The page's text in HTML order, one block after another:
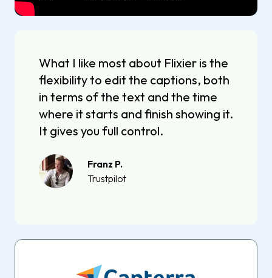
What I like most about Flixier is the
flexibility to edit the captions, both
in terms of the text and the time
where it starts and finish showing it.
It gives you full control.
Franz P.
Trustpilot